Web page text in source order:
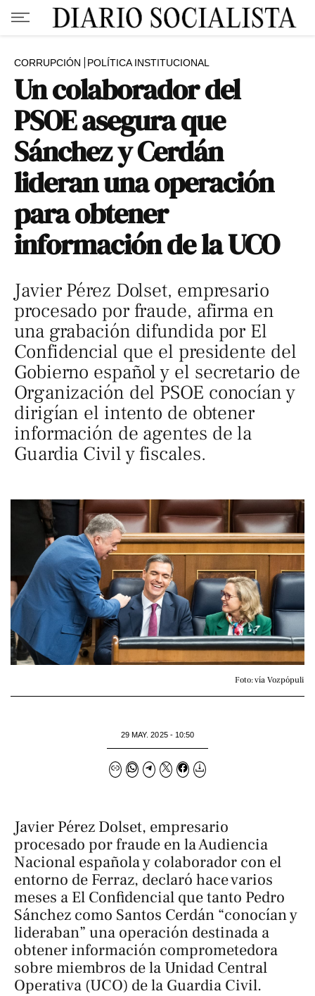
CORRUPCIÓN POLÍTICA INSTITUCIONAL
Un colaborador del
PSOE asegura que
Sánchez y Cerdán
lideran una operación
para obtener
información de la UCO
Javier Pérez Dolset, empresario
procesado por fraude, afirma en
una grabación difundida por El
Confidencial que el presidente del
Gobierno español y el secretario de
Organización del PSOE conocían y
dirigían el intento de obtener
información de agentes de la
Guardia Civil y fiscales.
Foto: vía Vozpópuli
29 MAY. 2025 - 10:50
Javier Pérez Dolset, empresario
procesado por fraude en la Audiencia
Nacional española y colaborador con el
entorno de Ferraz, declaró hace varios
meses a El Confidencial que tanto Pedro
Sánchez como Santos Cerdán “conocían y
lideraban” una operación destinada a
obtener información comprometedora
sobre miembros de la Unidad Central
Operativa (UCO) de la Guardia Civil.